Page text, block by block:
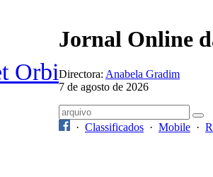
Jornal Online
Directora: Anabela Gradim
7 de agosto de 2026
· Classificados · Mobile ·